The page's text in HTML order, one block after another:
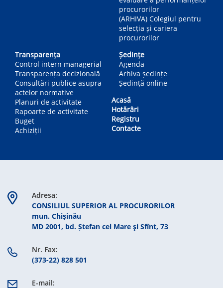
procurorilor
(ARHIVA) Colegiul pentru
selecția și cariera
procurorilor
Transparența
Control intern managerial
Transparența decizională
Consultări publice asupra
actelor normative
Planuri de activitate
Rapoarte de activitate
Buget
Achiziții
Ședințe
Agenda
Arhiva ședințe
Ședință online
Acasă
Hotărâri
Registru
Contacte
Adresa:
CONSILIUL SUPERIOR AL PROCURORILOR
mun. Chişinău
MD 2001, bd. Ștefan cel Mare şi Sfînt, 73
Nr. Fax:
(373-22) 828 501
E-mail: